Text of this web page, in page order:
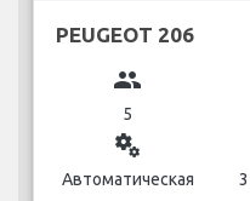
PEUGEOT 206
group
5
miscellaneous_services
Автоматическая